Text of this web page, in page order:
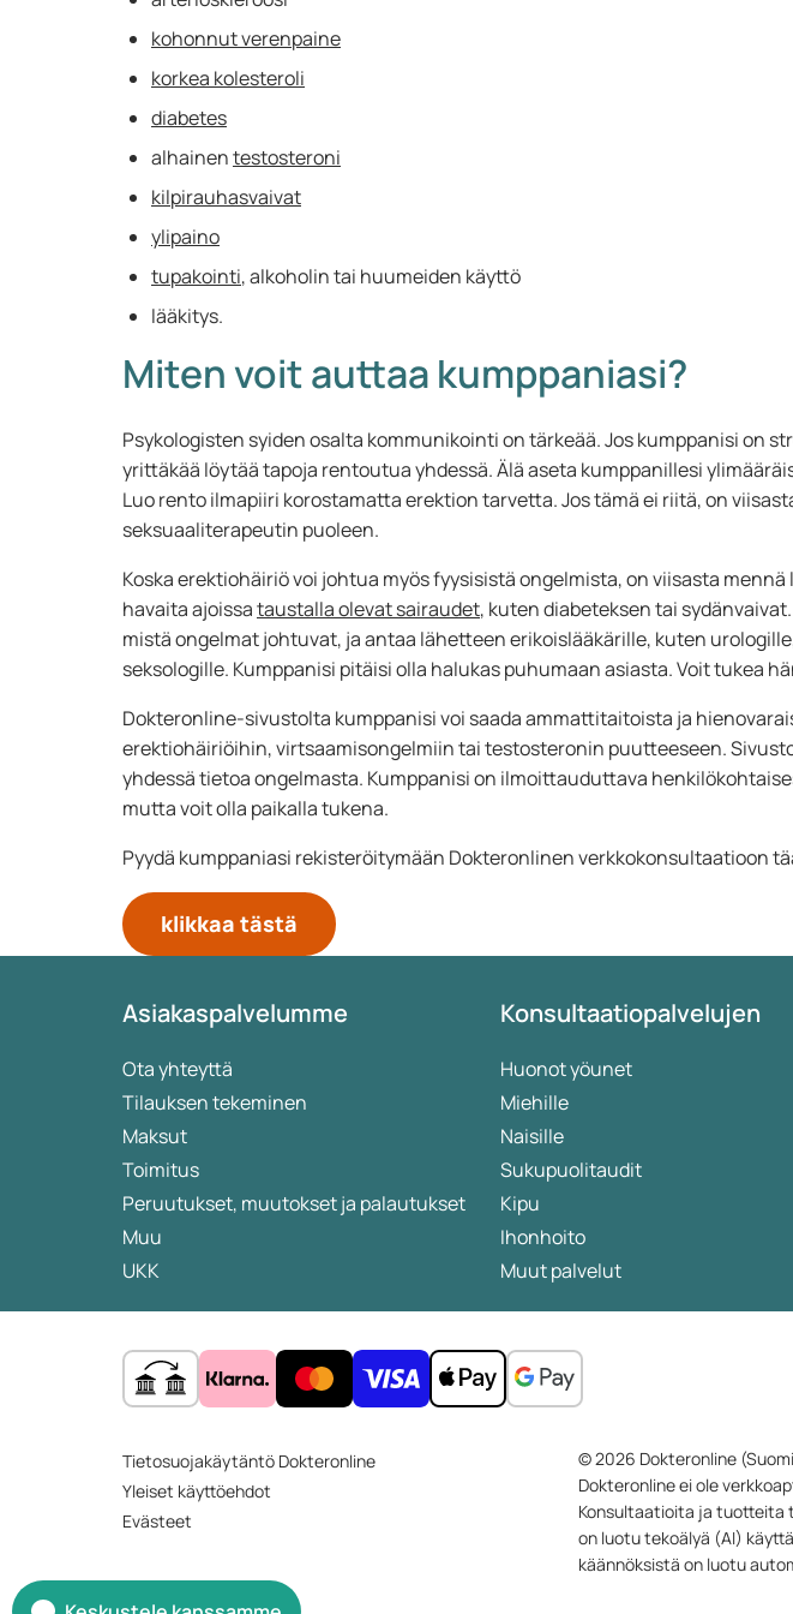
kohonnut verenpaine
korkea kolesteroli
diabetes
alhainentestosteroni
kilpirauhasvaivat
ylipaino
tupakointi, alkoholin tai huumeiden käyttö
lääkitys.
Miten voit auttaa kumppaniasi?
Psykologisten syiden osalta kommunikointi on tärkeää. Jos kumppanisi on
yrittäkää löytää tapoja rentoutua yhdessä. Älä aseta kumppanillesi
Luo rento ilmapiiri korostamatta erektion tarvetta. Jos tämä ei riitä, on
seksuaaliterapeutin puoleen.
Koska erektiohäiriö voi johtua myös fyysisistä ongelmista, on viisasta mennä
havaita ajoissataustalla olevat sairaudet, kuten diabeteksen tai
mistä ongelmat johtuvat, ja antaa lähetteen erikoislääkärille, kuten
seksologille. Kumppanisi pitäisi olla halukas puhumaan asiasta. Voit tukea
Dokteronline-sivustolta kumppanisi voi saada ammattitaitoista ja
erektiohäiriöihin, virtsaamisongelmiin tai testosteronin puutteeseen.
yhdessä tietoa ongelmasta. Kumppanisi on ilmoittauduttava
mutta voit olla paikalla tukena.
Pyydä kumppaniasi rekisteröitymään Dokteronlinen verkkokonsultaatioon
klikkaa tästä
Asiakaspalvelumme
Ota yhteyttä
Tilauksen tekeminen
Maksut
Toimitus
Peruutukset, muutokset ja palautukset
Muu
UKK
Konsultaatiopalvelujen
Huonot yöunet
Miehille
Naisille
Sukupuolitaudit
Kipu
Ihonhoito
Muut palvelut
Tietosuojakäytäntö Dokteronline
Yleiset käyttöehdot
Evästeet
© 2026 Dokteronline
Dokteronline ei ole
Konsultaatioita ja tuotteita
on luotu tekoälyä (AI)
käännöksistä on luotu